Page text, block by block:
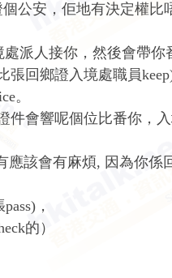
公安，佢地有決定權比
派人接你，然後會帶你
張回鄉證入境處職員
。
件會響呢個位比番你，
應該會有麻煩, 因為你係
pass) ，
的）